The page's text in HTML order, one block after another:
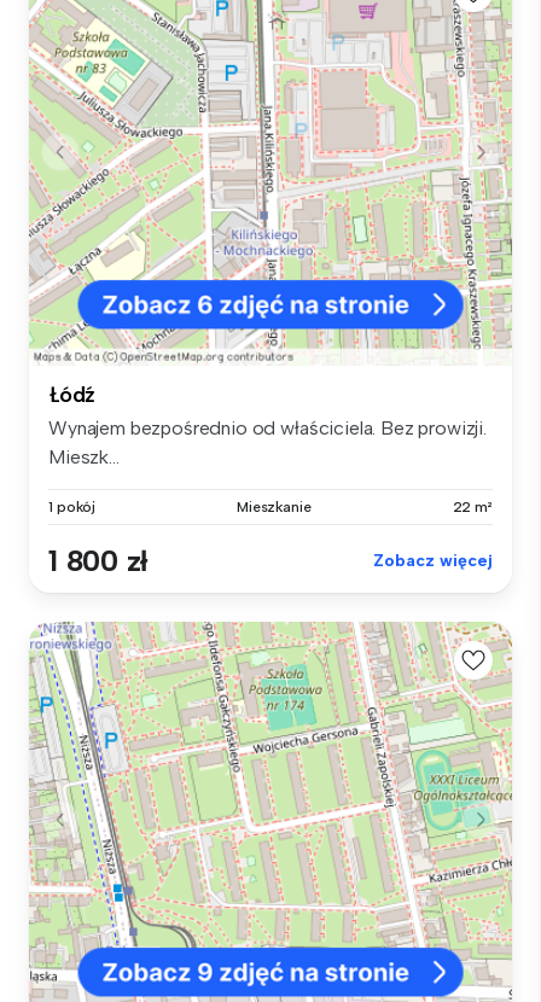
Łódź
Wynajem bezpośrednio od właściciela. Bez prowizji.
Mieszk...
1 pokój Mieszkanie 22 m²
1 800 zł Zobacz więcej